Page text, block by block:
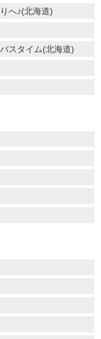
へ♪(北海道)
スタイム(北海道)